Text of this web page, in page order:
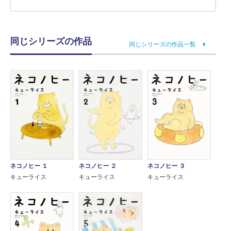
同じシリーズの作品 同じシリーズの作品一覧
ネコノヒー １
キューライス
ネコノヒー ２
キューライス
ネコノヒー ３
キューライス